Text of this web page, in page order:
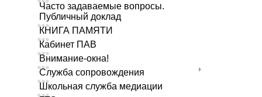
Часто задаваемые вопросы.
Публичный доклад
КНИГА ПАМЯТИ
Кабинет ПАВ
Внимание-окна!
Служба сопровождения
Школьная служба медиации